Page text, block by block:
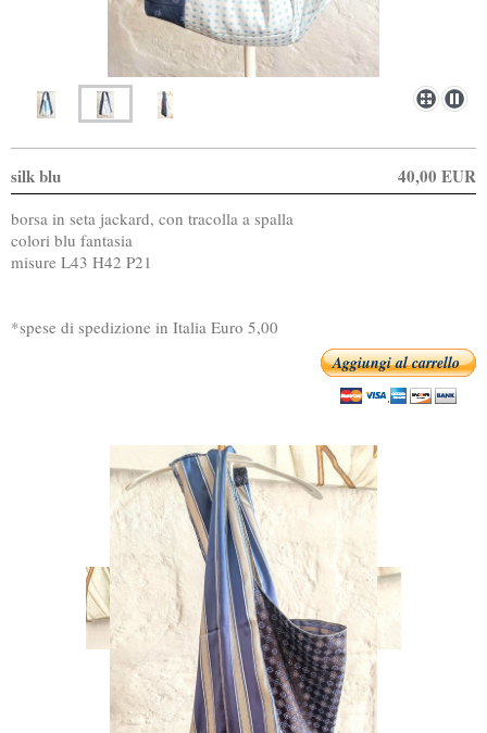
silk blu 40,00 EUR
borsa in seta jackard, con tracolla a spalla
colori blu fantasia
misure L43 H42 P21
*spese di spedizione in Italia Euro 5,00
Aggiungi al carrello